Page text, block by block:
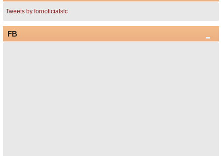
Tweets by forooficialsfc
FB